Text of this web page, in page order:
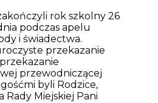
rok szkolny 26
podczas apelu
i świadectwa.
przekazanie
przewodniczącej
gośćmi byli Rodzice,
Rady Miejskiej Pani